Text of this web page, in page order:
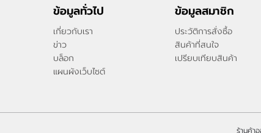
ข้อมูลทั่วไป
เกี่ยวกับเรา
ข่าว
บล็อก
แผนผังเว็บไซต์
ข้อมูลสมาชิก
ประวัติการสั่งซื้อ
สินค้าที่สนใจ
เปรียบเทียบสินค้า
ร้านค้า